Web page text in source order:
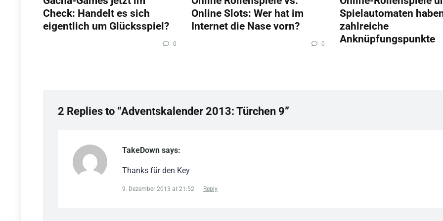
Check: Handelt es sich
eigentlich um Glücksspiel?
0
Online Slots: Wer hat im
Internet die Nase vorn?
0
Spielautomaten
zahlreiche
Anknüpfungspunkte
2 Replies to “Adventskalender 2013: Türchen 9”
TakeDown says:
Thanks für den Key
9. Dezember 2013 at 21:52 Reply